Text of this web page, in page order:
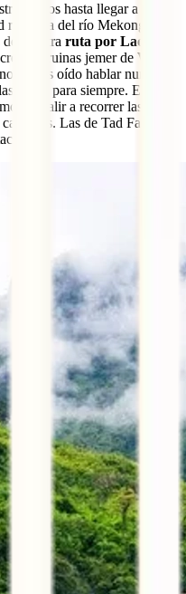
pasos hasta llegar a la
ribereña del río Mekong.
nuestra ruta por Laos de
ruinas jemer de Wat
habías oído hablar nunca
retina para siempre. El
y salir a recorrer las
cascadas. Las de Tad Fane,